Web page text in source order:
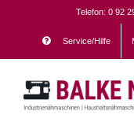
content
Telefon: 0 92
Service/Hilfe